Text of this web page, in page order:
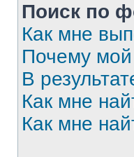
Поиск по
Как мне
Почему мой
В
Как мне
Как мне